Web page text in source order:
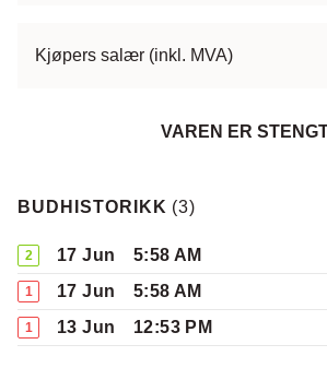
Kjøpers salær (inkl. MVA)
VAREN ER
BUDHISTORIKK (3)
2 17 Jun 5:58 AM
1 17 Jun 5:58 AM
1 13 Jun 12:53 PM